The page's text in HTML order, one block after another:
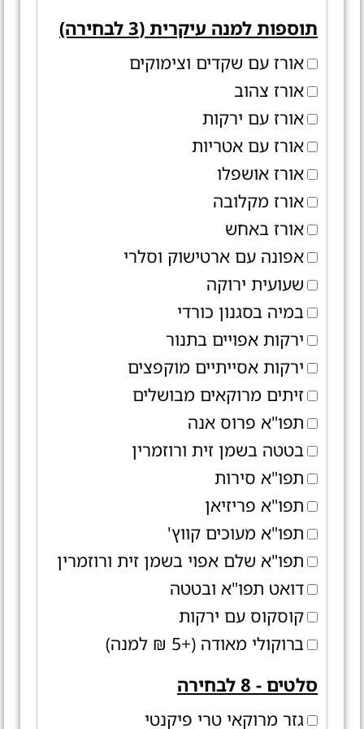
תוספות למנה עיקרית (3 לבחירה)
אורז עם שקדים וצימוקים
אורז צהוב
אורז עם ירקות
אורז עם אטריות
אורז אושפלו
אורז מקלובה
אורז באחש
אפונה עם ארטישוק וסלרי
שעועית ירוקה
במיה בסגנון כורדי
ירקות אפויים בתנור
ירקות אסייתיים מוקפצים
זיתים מרוקאים מבושלים
תפו"א פרוס אנה
בטטה בשמן זית ורוזמרין
תפו"א סירות
תפו"א פריזיאן
תפו"א מעוכים קווץ'
תפו"א שלם אפוי בשמן זית ורוזמרין
דואט תפו"א ובטטה
קוסקוס עם ירקות
ברוקולי מאודה (+5 ₪ למנה)
סלטים - 8 לבחירה
גזר מרוקאי טרי פיקנטי